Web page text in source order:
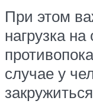
При этом
нагрузка на
случае у